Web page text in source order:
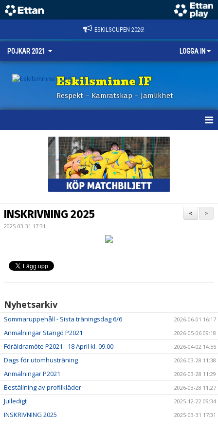
ESKILSCUPEN 2026!
POJKAR 2021 LOGGA IN
Eskilsminne IF
Respekt – Kamratskap – Jämlikhet
TRUPPEN
DOKUMENT
>
<
INSKRIVNING 2025
2025-03-31 17:31
Nyhetsarkiv
Sommaruppehåll - Sista träningsdag 6/6 2026-06-01 16:17
Anmälningar Stängd P2021 2026-05-06 09:18
Föräldramöte P2021 - 18 April kl. 09.00 2026-04-02 14:56
Dags för utomhusträning 2026-03-28 11:38
Anmälningar P2021 2026-03-28 11:29
Beställning av profilkläder 2026-03-28 11:27
Julledigt 2025-12-22 09:34
INSKRIVNING 2025 2025-03-31 17:31